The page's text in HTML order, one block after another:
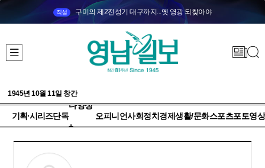
직설 구미의 제2전성기 대구까지...옛 영광 되찾아야
1945년 10월 11일 창간
기획·시리즈단독
다양성
+
오피니언사회정치 경제생활/문화스포츠포토영상